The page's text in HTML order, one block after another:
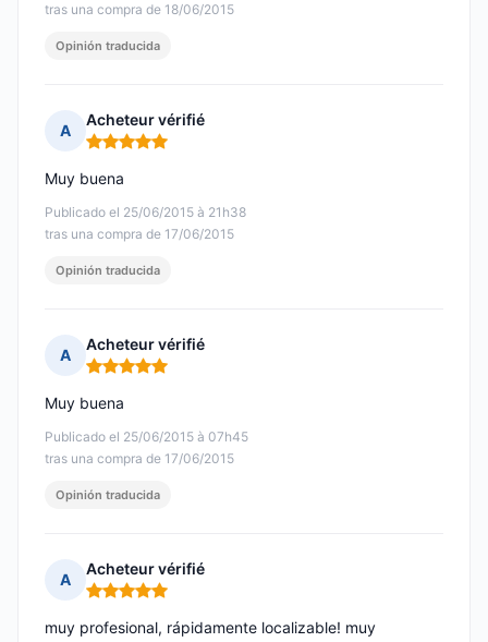
tras una compra de 18/06/2015
Opinión traducida
A
Acheteur vérifié
Nota: 5 de 5
Publicado el 25/06/2015 à 21h38
tras una compra de 17/06/2015
Muy buena
Opinión traducida
A
Acheteur vérifié
Nota: 5 de 5
Publicado el 25/06/2015 à 07h45
tras una compra de 17/06/2015
Muy buena
Opinión traducida
A
Acheteur vérifié
Nota: 5 de 5
muy profesional, rápidamente localizable! muy